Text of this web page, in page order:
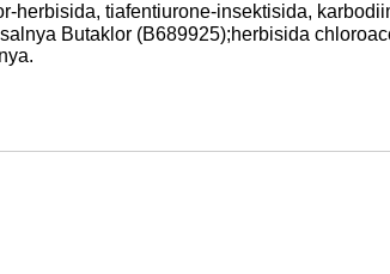
herbisida, tiafentiurone-insektisida,
Butaklor (B689925);herbisida